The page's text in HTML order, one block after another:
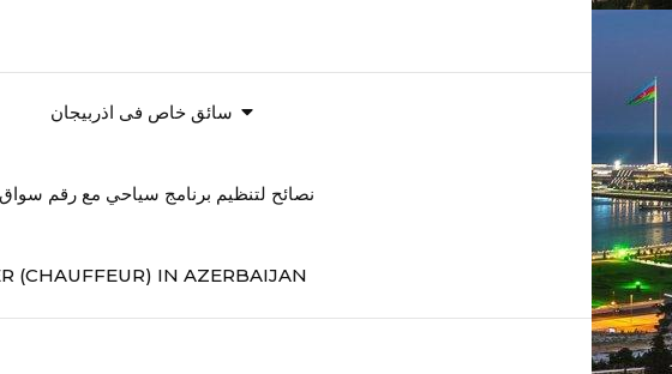
سائق خاص فى اذربيجان
نصائح لتنظيم برنامج سياحي مع رقم
(CHAUFFEUR) IN AZERBAIJAN